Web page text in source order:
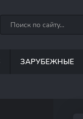
ЗАРУБЕЖНЫЕ